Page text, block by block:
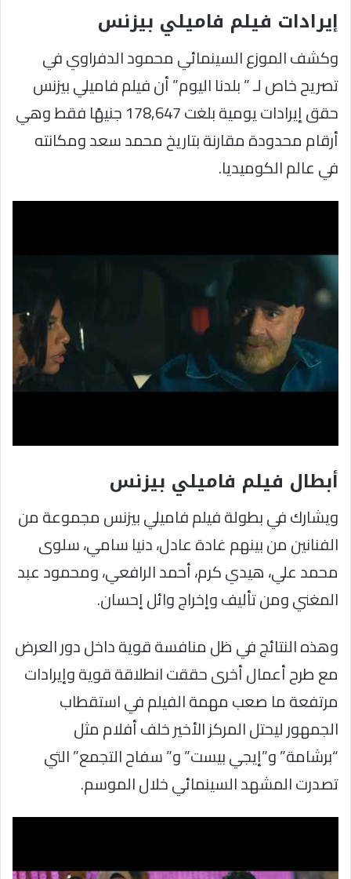
إيرادات فيلم فاميلي بيزنس
وكشف الموزع السينمائي محمود الدفراوي في
تصريح خاص لـ ” بلدنا اليوم” أن فيلم فاميلي بيزنس
حقق إيرادات يومية بلغت 178,647 جنيهًا فقط وهي
أرقام محدودة مقارنة بتاريخ محمد سعد ومكانته
في عالم الكوميديا.
أبطال فيلم فاميلي بيزنس
ويشارك في بطولة فيلم فاميلي بيزنس مجموعة من
الفنانين من بينهم غادة عادل، دنيا سامي، سلوى
محمد علي، هيدي كرم، أحمد الرافعي، ومحمود عبد
المغني ومن تأليف وإخراج وائل إحسان.
وهذه النتائج في ظل منافسة قوية داخل دور العرض
مع طرح أعمال أخرى حققت انطلاقة قوية وإيرادات
مرتفعة ما صعب مهمة الفيلم في استقطاب
الجمهور ليحتل المركز الأخير خلف أفلام مثل
“برشامة” و”إيجي بيست” و” سفاح التجمع” التي
تصدرت المشهد السينمائي خلال الموسم.